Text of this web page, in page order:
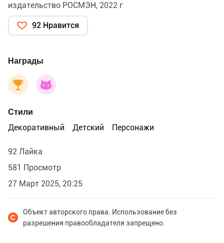
издательство РОСМЭН, 2022 г
92 Нравится
Награды
Стили
Декоративный
Детский Персонажи
92 Лайка
581 Просмотр
27 Март 2025, 20:25
Объект авторского права. Использование без
разрешения правообладателя запрещено.